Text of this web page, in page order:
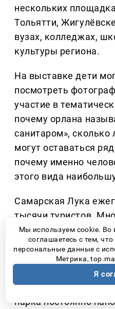
нескольких
Тольятти,
вузах, колледжах,
культуры региона.
На выставке дети
посмотреть
участие в
почему орлана
санитаром»,
могут оставаться
почему именно
этого вида
Самарская Лука
тысячи туристов.
полюбоваться
волжскими
подозревая, что
гнезда
поэтому
парка постоянно
Мы используем cookie. Во
соглашаетесь с тем,
персональные данные с
Метрика,
Я